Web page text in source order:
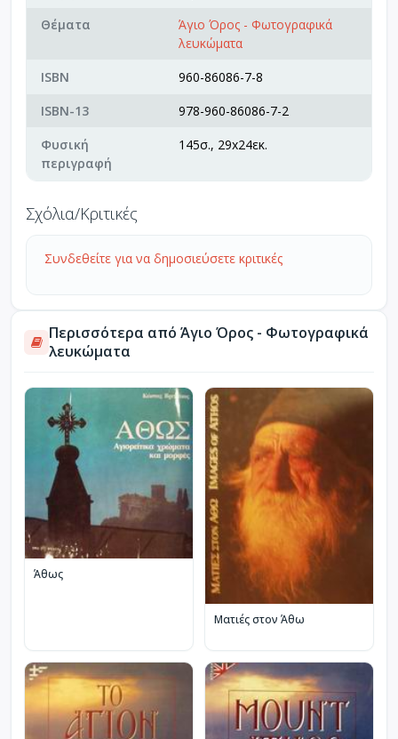
Θέματα
Άγιο Όρος - Φωτογραφικά
λευκώματα
ISBN
960-86086-7-8
ISBN-13
978-960-86086-7-2
Φυσική
περιγραφή
145σ., 29x24εκ.
Σχόλια/Κριτικές
Συνδεθείτε για να δημοσιεύσετε κριτικές
Περισσότερα από Άγιο Όρος - Φωτογραφικά
λευκώματα
Άθως
Ματιές στον Άθω